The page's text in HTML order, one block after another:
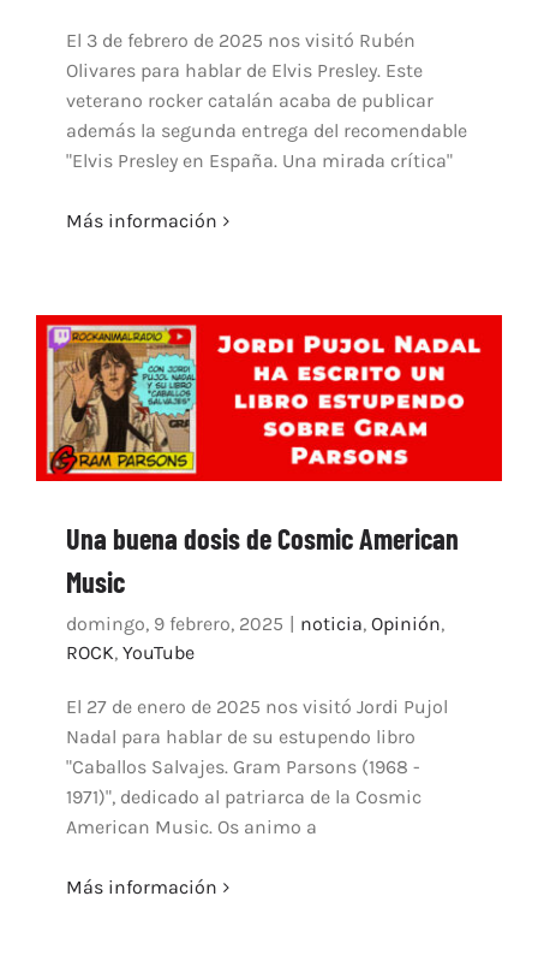
El 3 de febrero de 2025 nos visitó Rubén
Olivares para hablar de Elvis Presley. Este
veterano rocker catalán acaba de publicar
además la segunda entrega del recomendable
"Elvis Presley en España. Una mirada crítica"
Más información
Una buena dosis de Cosmic American
Music
domingo, 9 febrero, 2025 noticia, Opinión,
ROCK, YouTube
El 27 de enero de 2025 nos visitó Jordi Pujol
Nadal para hablar de su estupendo libro
"Caballos Salvajes. Gram Parsons (1968 -
1971)", dedicado al patriarca de la Cosmic
American Music. Os animo a
Más información